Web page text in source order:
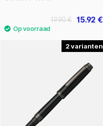
15.92 €
19.90 €
2